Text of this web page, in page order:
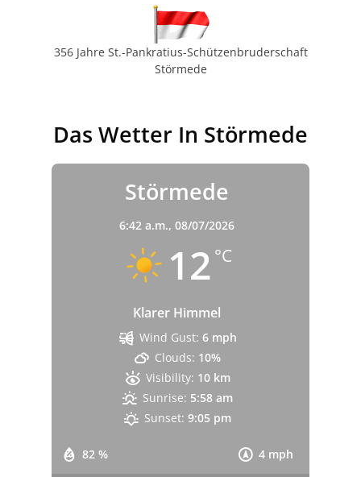
356 Jahre St.-Pankratius-Schützenbruderschaft
Störmede
Das Wetter In Störmede
Störmede
6:42 a.m., 08/07/2026
12 °C
Klarer Himmel
82 % 4 mph
Wind Gust: 6 mph
Clouds: 10%
Visibility: 10 km
Sunrise: 5:58 am
Sunset: 9:05 pm